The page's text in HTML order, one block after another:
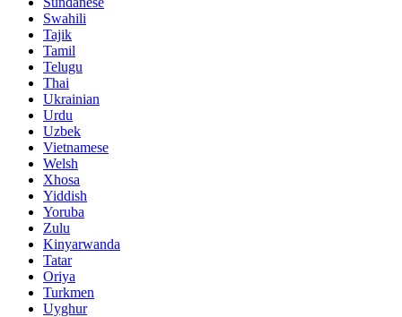
Swahili
Tajik
Tamil
Telugu
Thai
Ukrainian
Urdu
Uzbek
Vietnamese
Welsh
Xhosa
Yiddish
Yoruba
Zulu
Kinyarwanda
Tatar
Oriya
Turkmen
Uyghur